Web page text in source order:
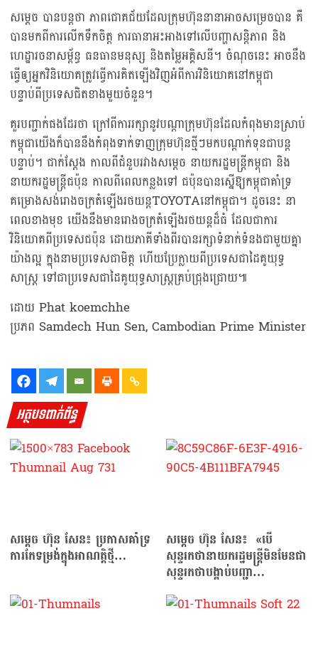
សម្ដេច បានបន្តថា ភាពជោគជ័យដែលក្រុមហ៊ុននានាអាចសម្រេចបាន គឺ
បានមកពីការលើកទឹកចិត្ត ការធានាអះអាងទៅលើបញ្ហាសន្តិភាព និង
ហេដ្ឋារចនាសម្ព័ន្ធ ធនធានមនុស្ស និងតម្លៃអគ្គិសនី។ ចំណុចនេះ អាចនឹង
ធ្វើឲ្យអ្នកវិនិយោគត្រូវធ្វើការគិតឡើងវិញអំពីការវិនិយោគនៅកម្ពុជា
បន្ទាប់ពីប្រទេសជិតខាងមួយចំនួន។
គួរបញ្ជាក់ផងដែរថា ក្រៅពីការរក្សានូវបណ្ដាក្រុមហ៊ុនដែលកំពុងមានស្រាប់
កម្ពុជាយើងក៏បាននឹងកំពុងទាក់ទាញក្រុមហ៊ុនថ្មីៗមកបណ្ដាក់ទុនជាបន្ត
បន្ទាប់។ ជាក់ស្ដែង កាលពីជំនួបរវាងសម្ដេច នាយករដ្ឋមន្ត្រីកម្ពុជា និង
នាយករដ្ឋមន្ត្រីជប៉ុន កាលពីពេលកន្លងទៅ ជប៉ុនបានស្នើឱ្យកម្ពុជាគាំទ្រ
គម្រោងសង់រោងចក្រតំឡើងរថយន្តTOYOTAនៅកម្ពុជា។ ដូចនេះ នា
ពេលខាងមុខ យើងនឹងមានរោងចក្រតំឡើងរថយន្តដ៏ធំ ដែលជាការ
វិនិយោគពីប្រទេសជប៉ុន ដោយភាគីទាំងពីរបានរក្សាទំនាក់ទំនងជាមួយគ្នា
យ៉ាងល្អ ក្នុងនាមប្រទេសជាមិត្ត ហើយប្រែក្លាយពីប្រទេសជាដៃគូយុទ្ធ
សាស្ត្រ ទៅជាប្រទេសជាដៃគូយុទ្ធសាស្ត្រគ្រប់ជ្រុងជ្រោយ៕
ដោយ Phat koemchhe
ប្រភព Samdech Hun Sen, Cambodian Prime Minister
អត្ថបទពាក់ព័ន្ធ
សម្ដេច ហ៊ុន សែន៖ ប្រកាសគាំទ្រ
ការកែទម្រង់ក្នុងអាណត្តិថ្មី…
សម្ដេច ហ៊ុន សែន៖ «បើ
សុន្ទរកថានាយករដ្ឋមន្ត្រីមិនមែនជា
សុន្ទរកថាបង្គាប់បញ្ជា…